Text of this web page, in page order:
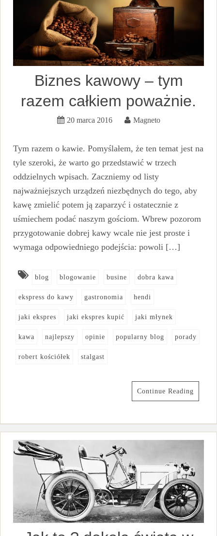
Biznes kawowy – tym
razem całkiem poważnie.
20 marca 2016 Magneto
Tym razem o kawie. Pomyślałem, że ten temat jest na
tyle szeroki, że warto go przedstawić w trzech
oddzielnych wpisach. Zaczniemy od listy
najważniejszych urządzeń niezbędnych do tego, aby
kawę zmielić potem ją zaparzyć i ostatecznie z
uśmiechem podać naszym gościom. Wbrew pozorom
przygotowanie dobrej kawy wcale nie jest proste i
wymaga odpowiedniego podejścia: powoli […]
blog blogowanie busine dobra kawa
ekspress do kawy gastronomia hendi
jaki ekspres jaki ekspres kupić jaki młynek
kawa najlepszy opinie popularny blog porady
robert kościółek stalgast
Continue Reading